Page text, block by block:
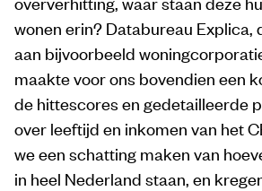
wonen erin? Databureau Explica,
aan bijvoorbeeld
maakte voor ons bovendien een
de hittescores en gedetailleerde
over leeftijd en inkomen van het
we een schatting maken van
in heel Nederland staan, en